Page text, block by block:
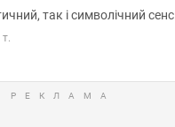
так і символічний сенс